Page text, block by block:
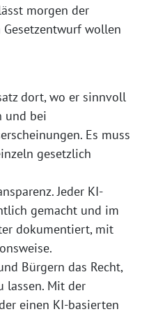
morgen der
Gesetzentwurf wollen
dort, wo er sinnvoll
und bei
Es muss
gesetzlich
Jeder KI-
gemacht und im
dokumentiert, mit
Bürgern das Recht,
lassen. Mit der
einen KI-basierten